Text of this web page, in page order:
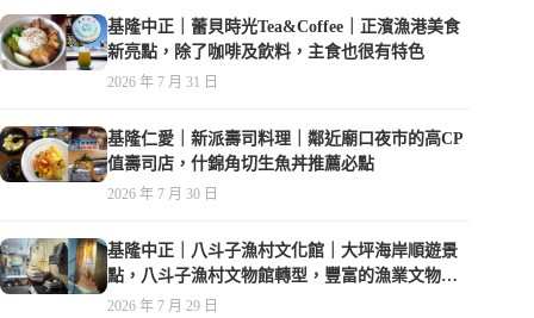
基隆中正｜蕾貝時光Tea&Coffee｜正濱漁港美食
新亮點，除了咖啡及飲料，主食也很有特色
2026 年 7 月 31 日
基隆仁愛｜新派壽司料理｜鄰近廟口夜市的高CP
值壽司店，什錦角切生魚丼推薦必點
2026 年 7 月 30 日
基隆中正｜八斗子漁村文化館｜大坪海岸順遊景
點，八斗子漁村文物館轉型，豐富的漁業文物，
值得走訪
2026 年 7 月 29 日